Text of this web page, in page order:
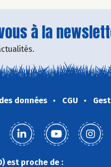
à la
données CGU
est proche de :